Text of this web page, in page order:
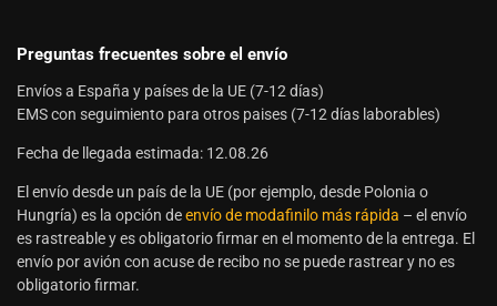
Preguntas frecuentes sobre el envío
Envíos a España y países de la UE (7-12 días)
EMS con seguimiento para otros paises (7-12 días laborables)
Fecha de llegada estimada: 12.08.26
El envío desde un país de la UE (por ejemplo, desde Polonia o
Hungría) es la opción deenvío de modafinilo más rápida – el envío
es rastreable y es obligatorio firmar en el momento de la entrega. El
envío por avión con acuse de recibo no se puede rastrear y no es
obligatorio firmar.